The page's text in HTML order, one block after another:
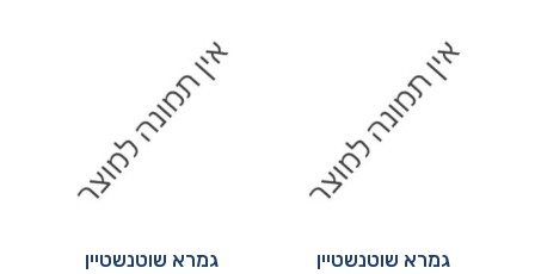
גמרא שוטנשטיין
גמרא שוטנשטיין